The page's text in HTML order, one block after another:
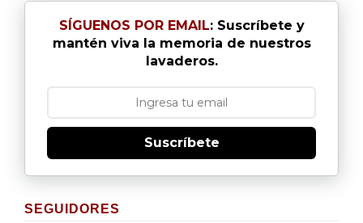
SÍGUENOS POR EMAIL: Suscríbete y
mantén viva la memoria de nuestros
lavaderos.
Suscríbete
SEGUIDORES